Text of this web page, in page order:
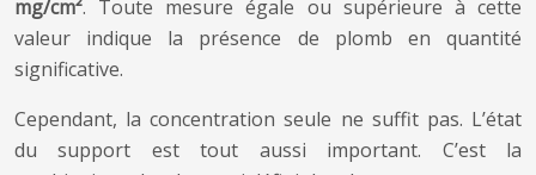
mg/cm². Toute mesure égale ou supérieure à cette
valeur indique la présence de plomb en quantité
significative.
Cependant, la concentration seule ne suffit pas. L’état
du support est tout aussi important. C’est la